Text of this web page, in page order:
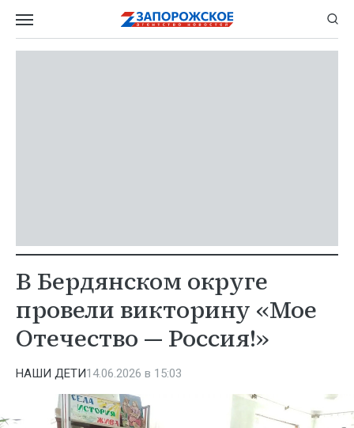
В Бердянском округе
провели викторину «Мое
Отечество — Россия!»
НАШИ ДЕТИ14.06.2026 в 15:03